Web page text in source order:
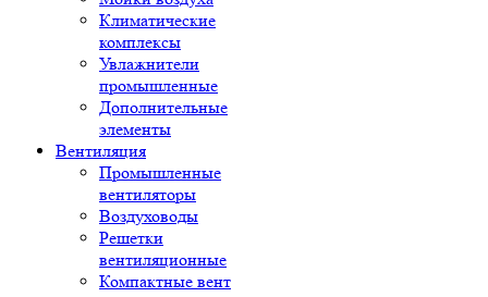
Климатические
комплексы
Увлажнители
промышленные
Дополнительные
элементы
Вентиляция
Промышленные
вентиляторы
Воздуховоды
Решетки
вентиляционные
Компактные вент